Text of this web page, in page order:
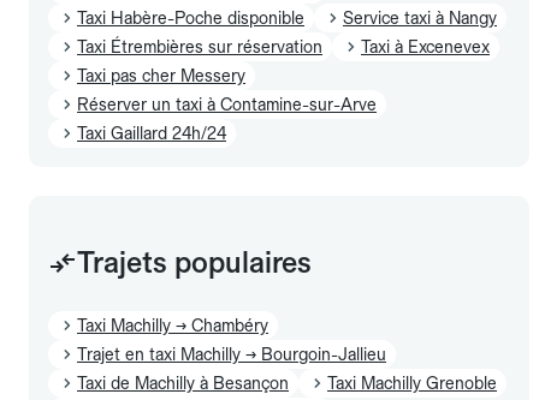
Taxi Habère-Poche disponible
Service taxi à Nangy
Taxi Étrembières sur réservation
Taxi à Excenevex
Taxi pas cher Messery
Réserver un taxi à Contamine-sur-Arve
Taxi Gaillard 24h/24
Trajets populaires
Taxi Machilly → Chambéry
Trajet en taxi Machilly → Bourgoin-Jallieu
Taxi de Machilly à Besançon
Taxi Machilly Grenoble